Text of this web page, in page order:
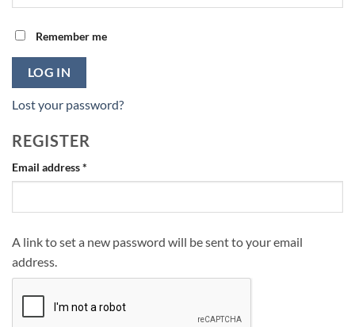
Remember me
LOG IN
Lost your password?
REGISTER
Email address*
A link to set a new password will be sent to your email
address.